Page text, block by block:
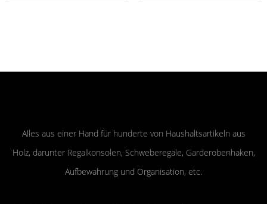
Alles aus einer Hand für hunderte von Haushaltsartikeln aus
Holz, darunter Regalkonsolen, Schweberegale, Garderobenhaken,
Aufbewahrung und Organisation, etc.